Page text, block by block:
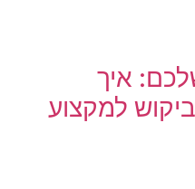
איך
ביקוש למקצוע